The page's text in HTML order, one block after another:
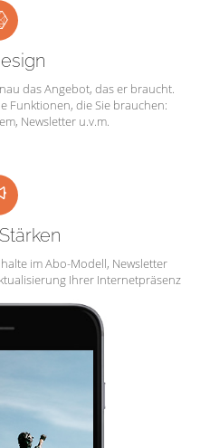
das Angebot, das er braucht.
Funktionen, die Sie brauchen:
Newsletter u.v.m.
im Abo-Modell, Newsletter
Ihrer Internetpräsenz